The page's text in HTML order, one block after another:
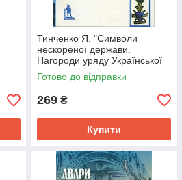
Тинченко Я. "Символи
нескореної держави.
Нагороди уряду Української
Народної Республіки"
Готово до відправки
269 ₴
Купити